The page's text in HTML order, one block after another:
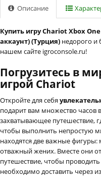
Описание
Купить игру Chariot Xbox
аккаунт) (Турция) недорого и
нашем сайте igroconsole.ru!
Погрузитесь в
игрой Chariot
Откройте для себя
подарит вам множество часов
захватывающее путешествие,
чтобы выполнить непростую
находятся две важные фигуры:
отважный жених. Вместе они
путешествие, чтобы
необходимо доставить через